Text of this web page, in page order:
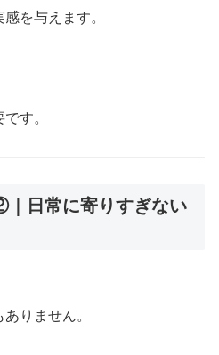
を与えます。
す。
日常に寄りすぎない
りません。